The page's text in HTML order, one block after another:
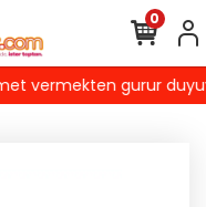
gurur
0